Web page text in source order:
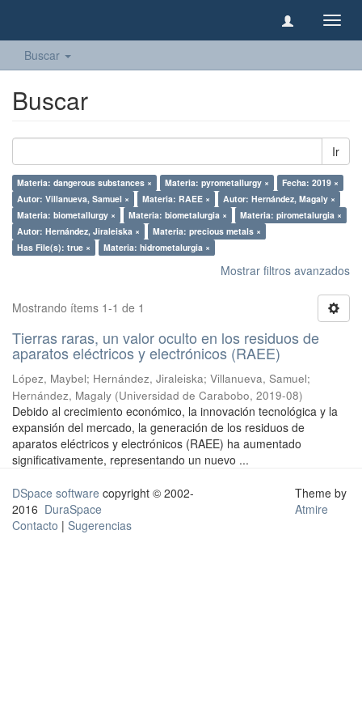
Buscar
Buscar
Ir
Materia: dangerous substances × Materia: pyrometallurgy ×
Fecha: 2019 ×
Autor: Villanueva, Samuel ×
Materia: RAEE ×
Autor: Hernández, Magaly ×
Materia: biometallurgy ×
Materia: biometalurgia ×
Materia: pirometalurgia ×
Autor: Hernández, Jiraleiska ×
Materia: precious metals ×
Has File(s): true ×
Materia: hidrometalurgia ×
Mostrar filtros avanzados
Mostrando ítems 1-1 de 1
Tierras raras, un valor oculto en los residuos de
aparatos eléctricos y electrónicos (RAEE)
López, Maybel; Hernández, Jiraleiska; Villanueva, Samuel;
Hernández, Magaly (Universidad de Carabobo, 2019-08)
Debido al crecimiento económico, la innovación tecnológica y la
expansión del mercado, la generación de los residuos de
aparatos eléctricos y electrónicos (RAEE) ha aumentado
significativamente, representando un nuevo ...
DSpace software copyright © 2002-
2016 DuraSpace
Contacto | Sugerencias
Theme by
Atmire